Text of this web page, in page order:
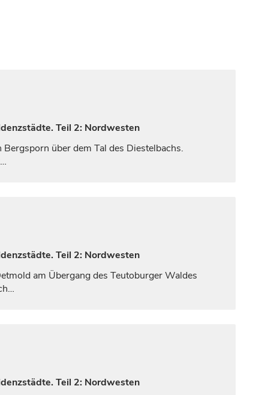
Teil 2: Nordwesten
Bergsporn über dem Tal des Diestelbachs.
Teil 2: Nordwesten
am Übergang des Teutoburger Waldes
Teil 2: Nordwesten